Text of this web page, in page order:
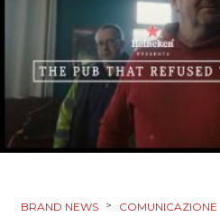
BRAND NEWS > COMUNICAZIONE